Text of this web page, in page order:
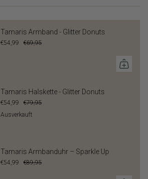
Tamaris Armband - Glitter Donuts
€54,99 €69,95
Tamaris Halskette - Glitter Donuts
€54,99
€79,95
Ausverkauft
Tamaris Armbanduhr – Sparkle Up
€54,99 €89,95